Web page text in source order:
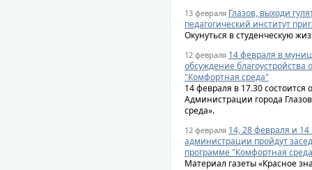
13 февраля Глазов, выходи
педагогический институт
Окунуться в студенческую
12 февраля 14 февраля в
обсуждение
"Комфортная среда"
14 февраля в 17.30
Администрации города
среда».
12 февраля 14, 28 февраля и 14
администрации пройдут
программе "Комфортная
Материал газеты «Красное